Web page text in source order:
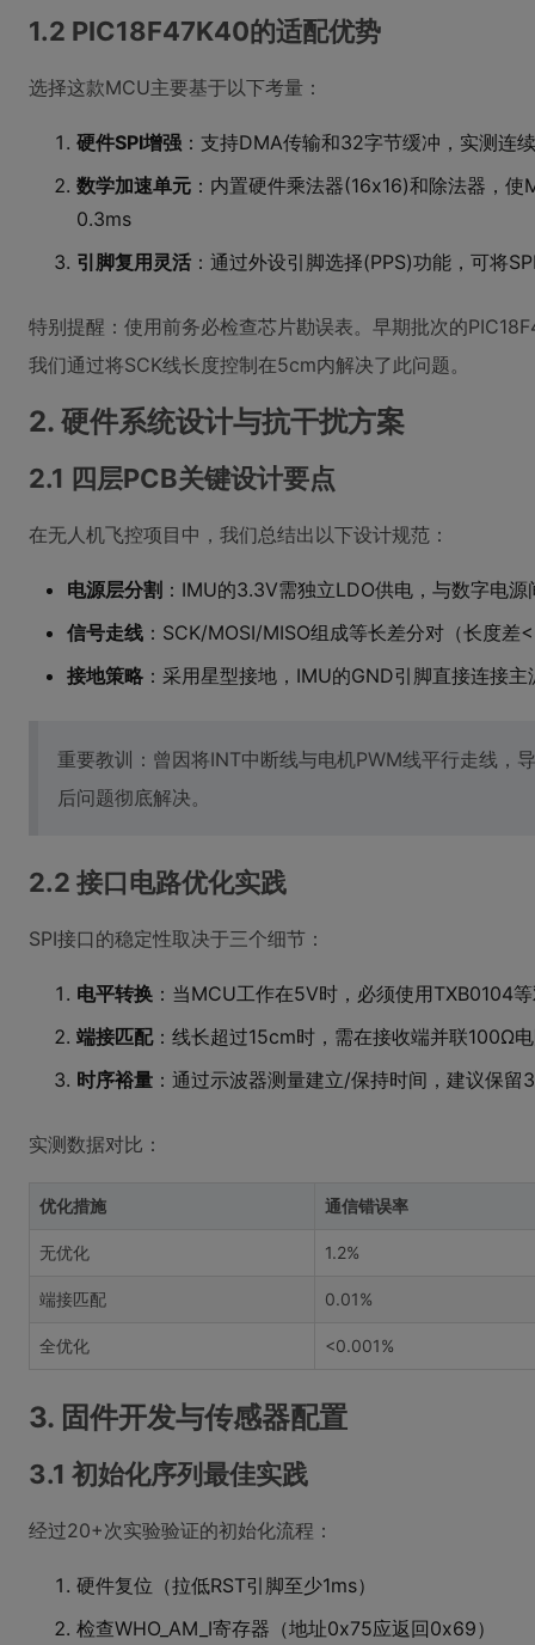
1.2 PIC18F47K40的适配优势
选择这款MCU主要基于以下考量：
硬件SPI增强 ：支持DMA传输和32字节缓冲，实测连
数学加速单元 ：内置硬件乘法器(16x16)和除法器，
0.3ms
引脚复用灵活 ：通过外设引脚选择(PPS)功能，可将
特别提醒：使用前务必检查芯片勘误表。早期批次的
我们通过将SCK线长度控制在5cm内解决了此问题。
2. 硬件系统设计与抗干扰方案
2.1 四层PCB关键设计要点
在无人机飞控项目中，我们总结出以下设计规范：
电源层分割 ：IMU的3.3V需独立LDO供电，与数字电
信号走线 ：SCK/MOSI/MISO组成等长差分对（长度差
接地策略 ：采用星型接地，IMU的GND引脚直接连接主
重要教训：曾因将INT中断线与电机PWM线平行走线，
后问题彻底解决。
2.2 接口电路优化实践
SPI接口的稳定性取决于三个细节：
电平转换 ：当MCU工作在5V时，必须使用TXB0104
端接匹配：线长超过15cm时，需在接收端并联100Ω
时序裕量 ：通过示波器测量建立/保持时间，建议保留
实测数据对比：
优化措施 通信错误率
无优化 1.2%
端接匹配 0.01%
全优化 <0.001%
3. 固件开发与传感器配置
3.1 初始化序列最佳实践
经过20+次实验验证的初始化流程：
硬件复位（拉低RST引脚至少1ms）
检查WHO_AM_I寄存器（地址0x75应返回0x69）